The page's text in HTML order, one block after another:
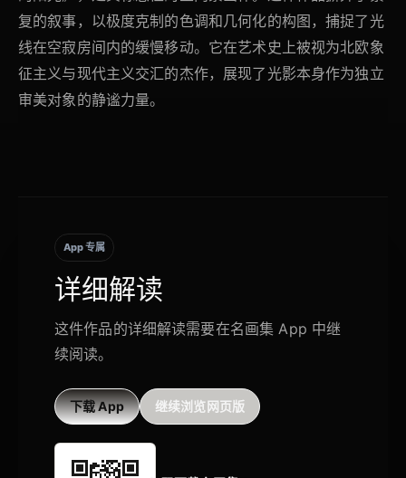
复的叙事，以极度克制的色调和几何化的构图，捕捉了光
线在空寂房间内的缓慢移动。它在艺术史上被视为北欧象
征主义与现代主义交汇的杰作，展现了光影本身作为独立
审美对象的静谧力量。
App 专属
详细解读
这件作品的详细解读需要在名画集 App 中继
续阅读。
下载 App 继续浏览网页版